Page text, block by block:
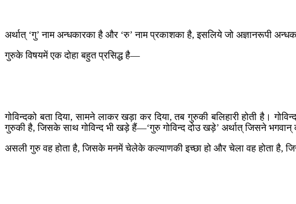
अर्थात् ‘गु’ नाम अन्धकारका है और ‘रु’ नाम प्रकाशका है, इसलिये जो अज्ञानरूपी
गुरुके विषयमें एक दोहा बहुत प्रसिद्ध है—
गोविन्दको बता दिया, सामने लाकर खड़ा कर दिया, तब गुरुकी बलिहारी होती है।
गुरुकी है, जिसके साथ गोविन्द भी खड़े हैं—‘गुरु गोविन्द दोउ खड़े’ अर्थात् जिसने भगवान्
असली गुरु वह होता है, जिसके मनमें चेलेके कल्याणकी इच्छा हो और चेला वह होता है,